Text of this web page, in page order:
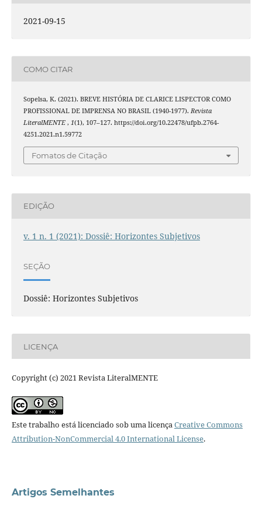
2021-09-15
COMO CITAR
Sopelsa, K. (2021). BREVE HISTÓRIA DE CLARICE LISPECTOR COMO
PROFISSIONAL DE IMPRENSA NO BRASIL (1940-1977). Revista
LiteralMENTE , 1(1), 107–127. https://doi.org/10.22478/ufpb.2764-
4251.2021.n1.59772
Fomatos de Citação
EDIÇÃO
v. 1 n. 1 (2021): Dossiê: Horizontes Subjetivos
SEÇÃO
Dossiê: Horizontes Subjetivos
LICENÇA
Copyright (c) 2021 Revista LiteralMENTE
Este trabalho está licenciado sob uma licençaCreative Commons
Attribution-NonCommercial 4.0 International License.
Artigos Semelhantes